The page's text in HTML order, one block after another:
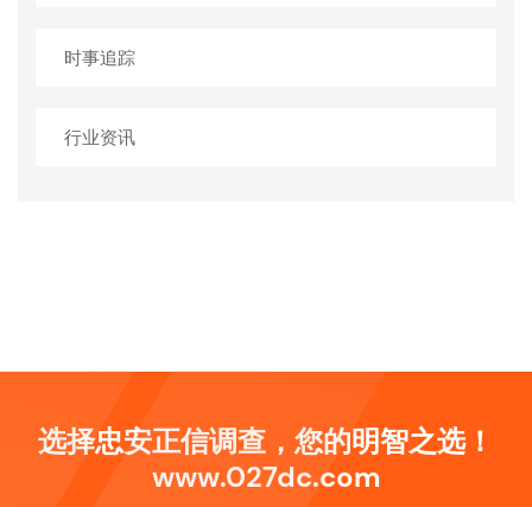
时事追踪
行业资讯
选择忠安正信调查，您的明智之选！
www.027dc.com